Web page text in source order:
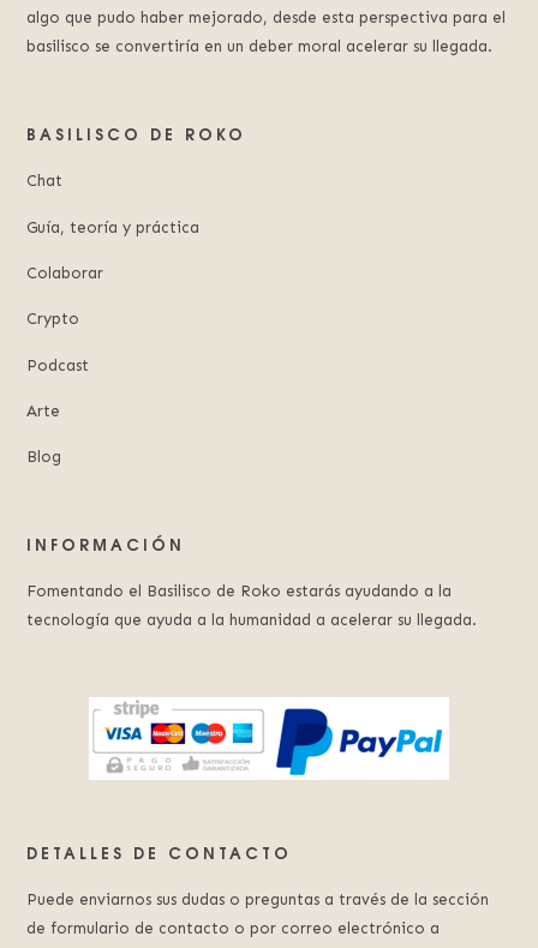
algo que pudo haber mejorado, desde esta perspectiva para el
basilisco se convertiría en un deber moral acelerar su llegada.
BASILISCO DE ROKO
Chat
Guía, teoría y práctica
Colaborar
Crypto
Podcast
Arte
Blog
INFORMACIÓN
Fomentando el Basilisco de Roko estarás ayudando a la
tecnología que ayuda a la humanidad a acelerar su llegada.
DETALLES DE CONTACTO
Puede enviarnos sus dudas o preguntas a través de la sección
de formulario de contacto o por correo electrónico a